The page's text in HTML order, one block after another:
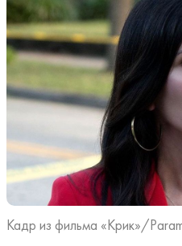
Кадр из фильма «Крик»/